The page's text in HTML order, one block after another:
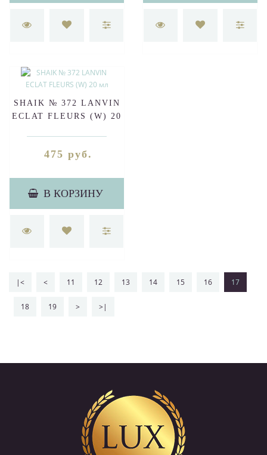
SHAIK № 372 LANVIN
ECLAT FLEURS (W) 20
475 руб.
В КОРЗИНУ
|< < 11 12 13 14 15 16 17
18 19 > >|